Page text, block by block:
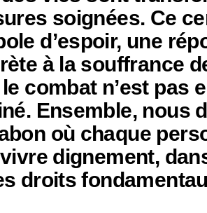
soignées. Ce
d’espoir, une
à la souffrance
combat n’est pas
Ensemble, nous
où chaque
dignement,
droits